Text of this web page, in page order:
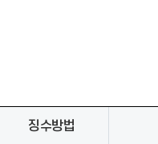
징수방법